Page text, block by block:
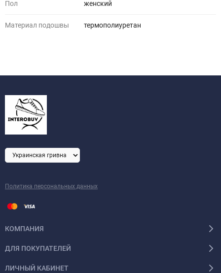
Пол женский
Материал подошвы термополиуретан
Политика персональных данных
КОМПАНИЯ
ДЛЯ ПОКУПАТЕЛЕЙ
ЛИЧНЫЙ КАБИНЕТ